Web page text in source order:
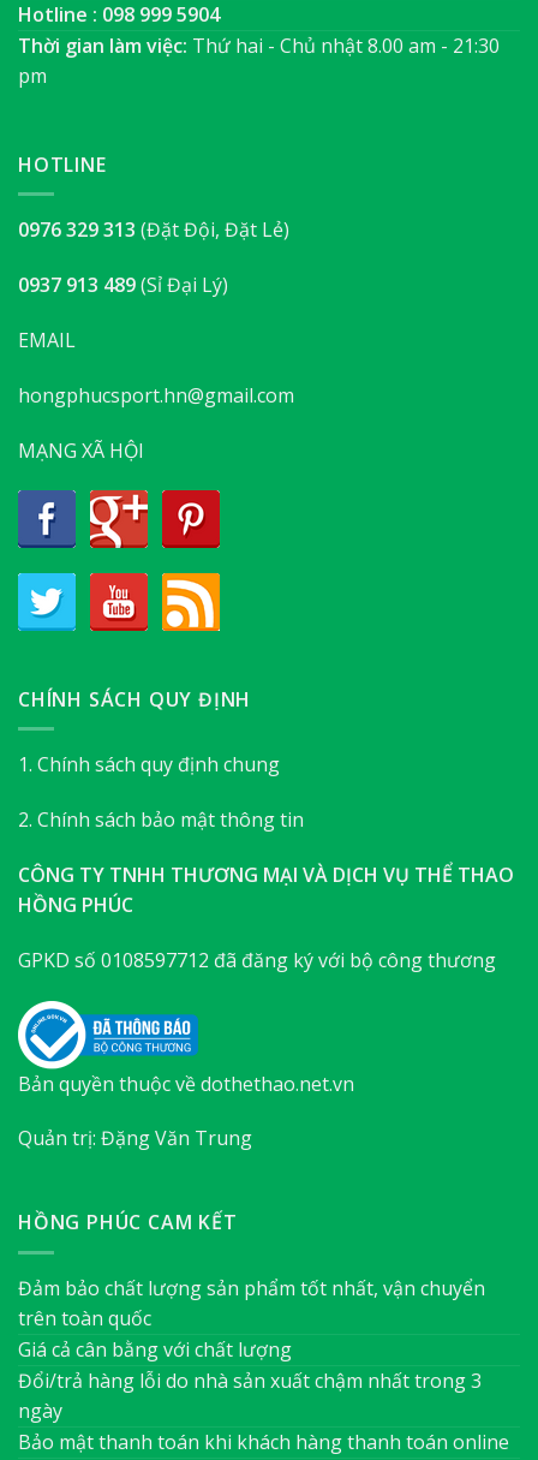
Hotline : 098 999 5904
Thời gian làm việc: Thứ hai - Chủ nhật 8.00 am - 21:30
pm
HOTLINE
0976 329 313 (Đặt Đội, Đặt Lẻ)
0937 913 489(Sỉ Đại Lý)
EMAIL
hongphucsport.hn@gmail.com
MẠNG XÃ HỘI
CHÍNH SÁCH QUY ĐỊNH
1. Chính sách quy định chung
2. Chính sách bảo mật thông tin
CÔNG TY TNHH THƯƠNG MẠI VÀ DỊCH VỤ THỂ THAO
HỒNG PHÚC
GPKD số 0108597712 đã đăng ký với bộ công thương
Bản quyền thuộc về dothethao.net.vn
Quản trị: Đặng Văn Trung
HỒNG PHÚC CAM KẾT
Đảm bảo chất lượng sản phẩm tốt nhất, vận chuyển
trên toàn quốc
Giá cả cân bằng với chất lượng
Đổi/trả hàng lỗi do nhà sản xuất chậm nhất trong 3
ngày
Bảo mật thanh toán khi khách hàng thanh toán online